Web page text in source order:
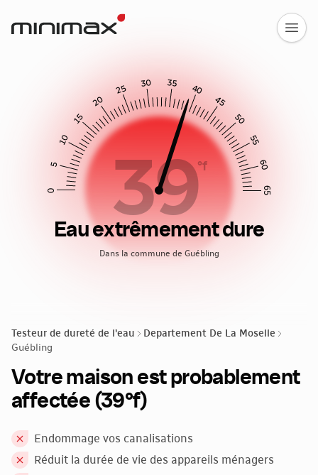
Testeur de dureté de l'eau
Departement De La Moselle
Guébling
Votre maison est probablement
affectée (39°f)
Endommage vos canalisations
Réduit la durée de vie des appareils ménagers
0
5
10
15
20
25
30 35
40
45
50
55
60
65
39°f
Eau extrêmement dure
Dans la commune de Guébling